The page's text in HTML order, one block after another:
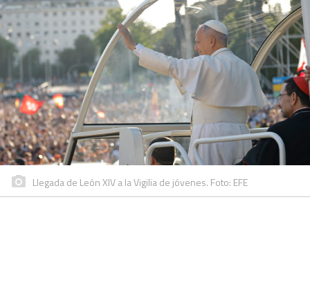
Llegada de León XIV a la Vigilia de jóvenes. Foto: EFE